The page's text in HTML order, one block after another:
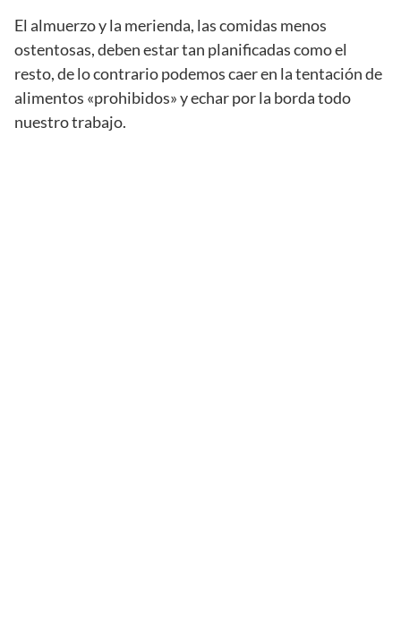
El almuerzo y la merienda, las comidas menos
ostentosas, deben estar tan planificadas como el
resto, de lo contrario podemos caer en la tentación de
alimentos «prohibidos» y echar por la borda todo
nuestro trabajo.